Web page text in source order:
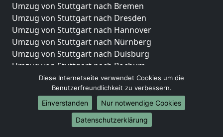
Umzug von Stuttgart nach Bremen
Umzug von Stuttgart nach Dresden
Umzug von Stuttgart nach Hannover
Umzug von Stuttgart nach Nürnberg
Umzug von Stuttgart nach Duisburg
Umzug von Stuttgart nach Bochum
Umzug von Stuttgart nach Wuppertal
Umzug von Stuttgart nach Bielefeld
Umzug von Stuttgart nach Bonn
Umzug von Stuttgart nach Münster
Diese Internetseite verwendet Cookies um die
Benutzerfreundlichkeit zu verbessern.
Einverstanden
Nur notwendige Cookies
Datenschutzerklärung